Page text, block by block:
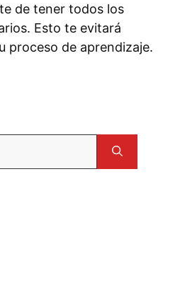
de tener todos los
Esto te evitará
proceso de aprendizaje.